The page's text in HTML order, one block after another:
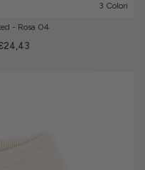
3 Colori
- Rosa 04